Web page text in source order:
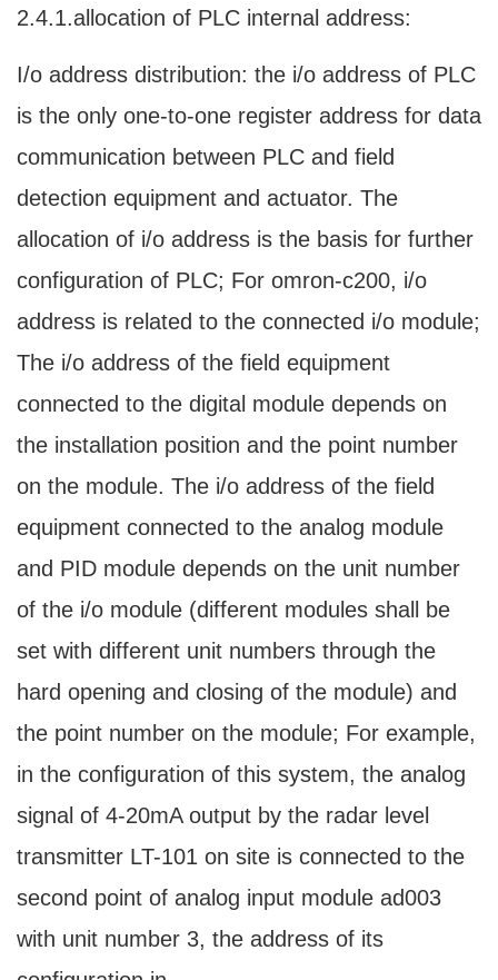
2.4.1.allocation of PLC internal address:
I/o address distribution: the i/o address of PLC
is the only one-to-one register address for data
communication between PLC and field
detection equipment and actuator. The
allocation of i/o address is the basis for further
configuration of PLC; For omron-c200, i/o
address is related to the connected i/o module;
The i/o address of the field equipment
connected to the digital module depends on
the installation position and the point number
on the module. The i/o address of the field
equipment connected to the analog module
and PID module depends on the unit number
of the i/o module (different modules shall be
set with different unit numbers through the
hard opening and closing of the module) and
the point number on the module; For example,
in the configuration of this system, the analog
signal of 4-20mA output by the radar level
transmitter LT-101 on site is connected to the
second point of analog input module ad003
with unit number 3, the address of its